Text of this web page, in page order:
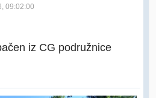
09:02:00
iz CG podružnice